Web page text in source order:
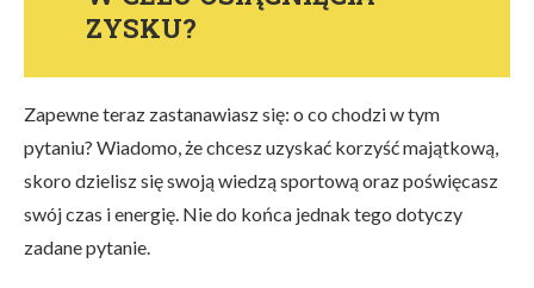
ZYSKU?
Zapewne teraz zastanawiasz się: o co chodzi w tym
pytaniu? Wiadomo, że chcesz uzyskać korzyść majątkową,
skoro dzielisz się swoją wiedzą sportową oraz poświęcasz
swój czas i energię. Nie do końca jednak tego dotyczy
zadane pytanie.